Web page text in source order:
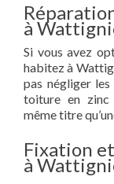
à
Si vous avez
habitez à
pas négliger
toiture en zinc
même titre
Fixation
à